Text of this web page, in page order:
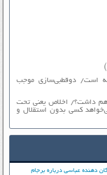
است/ دوقطبی‌سازی موجب
هم داشت؟/ اخلاص یعنی تحت
کسی بدون استقلال و
دهنده عباسی درباره برجام